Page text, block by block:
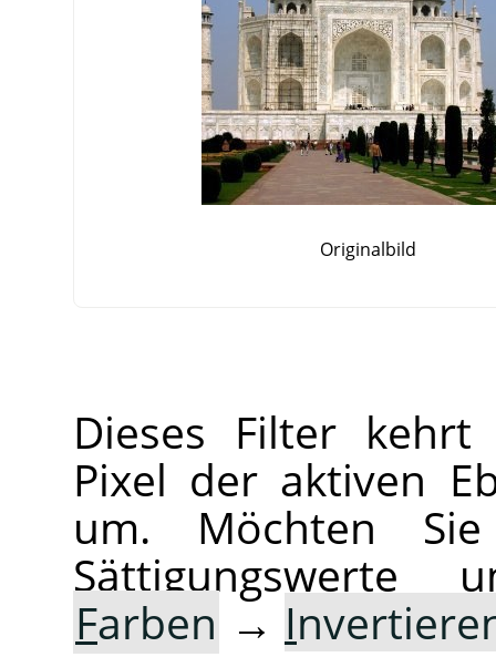
Originalbild
Dieses Filter
Pixel der aktiven
um. Möchten
Sättigungswerte
Farben → I